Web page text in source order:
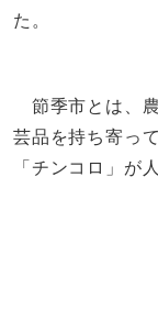
た。
節季市とは、
芸品を持ち寄っ
「チンコロ」が